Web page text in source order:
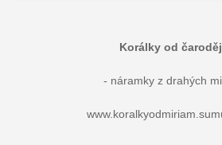
Korálky od
- náramky z drahých